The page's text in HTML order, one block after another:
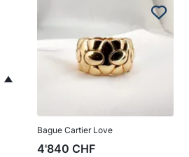
Bague Cartier Love
4'840 CHF